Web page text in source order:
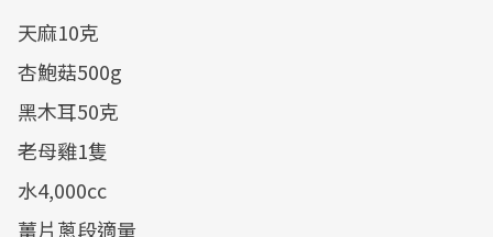
天麻10克
杏鮑菇500g
黑木耳50克
老母雞1隻
水4,000cc
薑片蔥段適量